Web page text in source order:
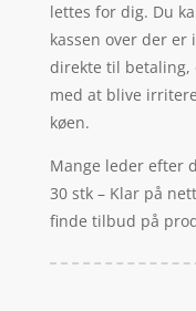
lettes for dig. Du
kassen over der er
direkte til betaling,
med at blive
køen.
Mange leder efter
30 stk – Klar på
finde tilbud på